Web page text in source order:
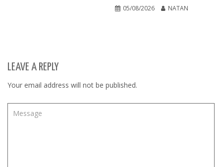
05/08/2026 NATAN
LEAVE A REPLY
Your email address will not be published.